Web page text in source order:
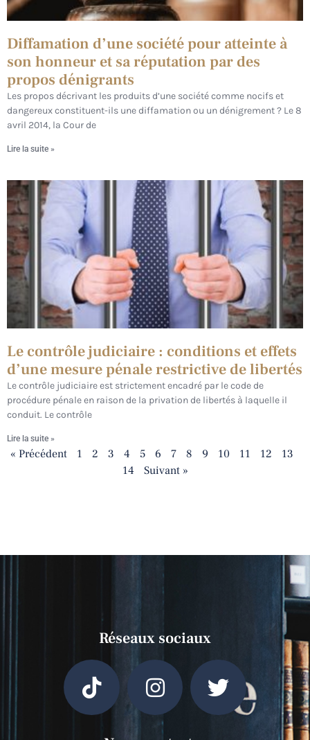
Diffamation d’une société pour atteinte à
son honneur et sa réputation par des
propos dénigrants
Les propos décrivant les produits d’une société comme nocifs et
dangereux constituent-ils une diffamation ou un dénigrement ? Le 8
avril 2014, la Cour de
Lire la suite »
Le contrôle judiciaire : conditions et effets
d’une mesure pénale restrictive de libertés
Le contrôle judiciaire est strictement encadré par le code de
procédure pénale en raison de la privation de libertés à laquelle il
conduit. Le contrôle
Lire la suite »
« Précédent 1 2 3 4 5 6 7 8 9 10 11 12
13
14
Suivant »
Réseaux sociaux